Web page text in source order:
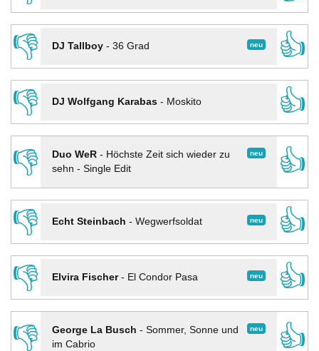
👎
neu
DJ Tallboy- 36 Grad
👍
👎
DJ Wolfgang Karabas- Moskito
👍
👎
neu
Duo WeR- Höchste Zeit sich wieder zu
sehn - Single Edit
👍
👎
neu
Echt Steinbach - Wegwerfsoldat
👍
👎
neu
Elvira Fischer- El Condor Pasa
👍
👎
neu
George La Busch - Sommer, Sonne und
im Cabrio
👍